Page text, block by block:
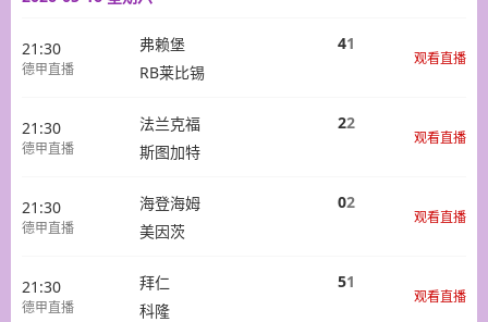
21:30
德甲直播
弗赖堡
RB莱比锡
41
观看直播
21:30
德甲直播
法兰克福
斯图加特
22
观看直播
21:30
德甲直播
海登海姆
美因茨
02
观看直播
21:30
德甲直播
拜仁
科隆
51
观看直播